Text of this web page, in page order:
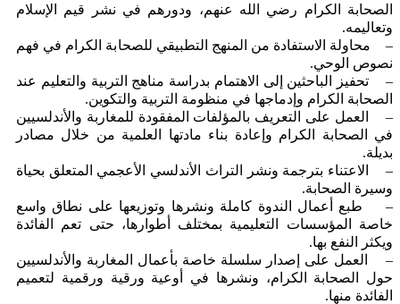
الصحابة الكرام رضي الله عنهم، ودورهم في نشر قيم الإسلام
وتعاليمه.
– محاولة الاستفادة من المنهج التطبيقي للصحابة الكرام في فهم
نصوص الوحي.
– تحفيز الباحثين إلى الاهتمام بدراسة مناهج التربية والتعليم عند
الصحابة الكرام وإدماجها في منظومة التربية والتكوين.
– العمل على التعريف بالمؤلفات المفقودة للمغاربة والأندلسيين
في الصحابة الكرام وإعادة بناء مادتها العلمية من خلال مصادر
بديلة.
– الاعتناء بترجمة ونشر التراث الأندلسي الأعجمي المتعلق بحياة
وسيرة الصحابة.
– طبع أعمال الندوة كاملة ونشرها وتوزيعها على نطاق واسع
خاصة المؤسسات التعليمية بمختلف أطوارها، حتى تعم الفائدة
ويكثر النفع بها.
– العمل على إصدار سلسلة خاصة بأعمال المغاربة والأندلسيين
حول الصحابة الكرام، ونشرها في أوعية ورقية ورقمية لتعميم
الفائدة منها.